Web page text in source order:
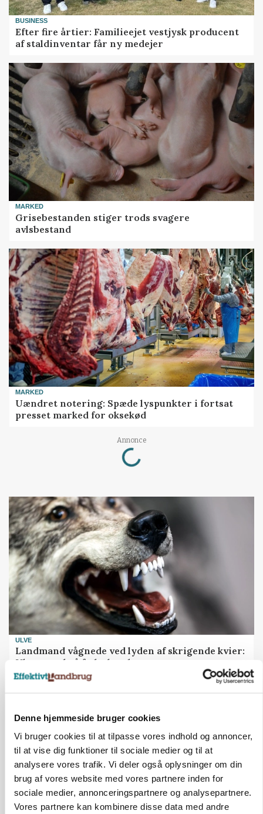
Denne hjemmeside bruger cookies
Vi bruger cookies til at tilpasse vores indhold og annoncer,
til at vise dig funktioner til sociale medier og til at
analysere vores trafik. Vi deler også oplysninger om din
brug af vores website med vores partnere inden for
sociale medier, annonceringspartnere og analysepartnere.
Vores partnere kan kombinere disse data med andre
BUSINESS
Efter fire årtier: Familieejet vestjysk producent
af staldinventar får ny medejer
MARKED
Grisebestanden stiger trods svagere
avlsbestand
MARKED
Uændret notering: Spæde lyspunkter i fortsat
presset marked for oksekød
Annonce
Loading...
ULVE
Landmand vågnede ved lyden af skrigende kvier:
Ulven stod på foderbordet